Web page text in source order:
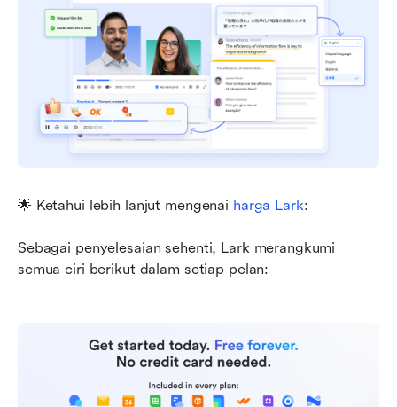
🌟 Ketahui lebih lanjut mengenai harga Lark:
Sebagai penyelesaian sehenti, Lark merangkumi
semua ciri berikut dalam setiap pelan: